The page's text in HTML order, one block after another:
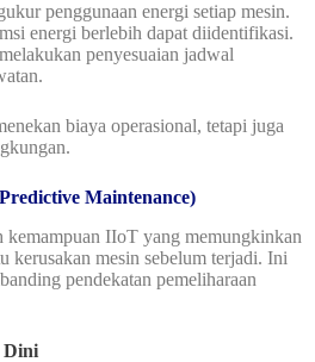
penggunaan energi setiap mesin.
energi berlebih dapat diidentifikasi.
penyesuaian jadwal
biaya operasional, tetapi juga
Maintenance)
kemampuan IIoT yang memungkinkan
kerusakan mesin sebelum terjadi. Ini
pendekatan pemeliharaan
Dini